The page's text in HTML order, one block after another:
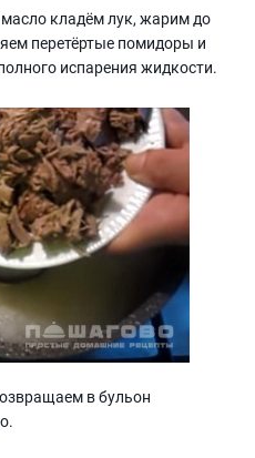
масло кладём лук, жарим до
перетёртые помидоры и
испарения жидкости.
в бульон